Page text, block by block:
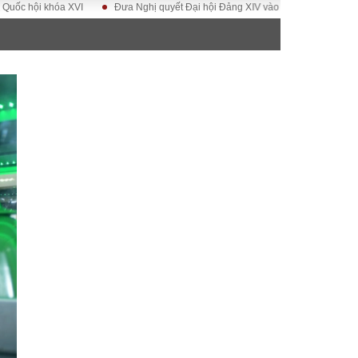
– Đô thị
khóa XVI Đưa Nghị quyết Đại hội Đảng XIV vào cuộc sống